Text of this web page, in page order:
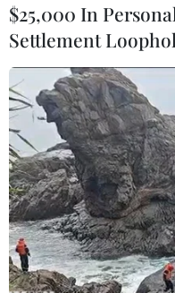
Chiến đấu cơ
Bộ Quốc phòng Nga
chiến đấu cơ MiG-
trong quá trình hạ
đốc Kuznetsov ở
khơi Syria.
Theo thông báo,
$25,000 In
Settlement